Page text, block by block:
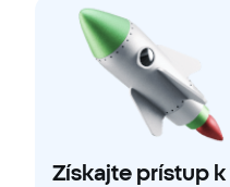
Získajte prístup k